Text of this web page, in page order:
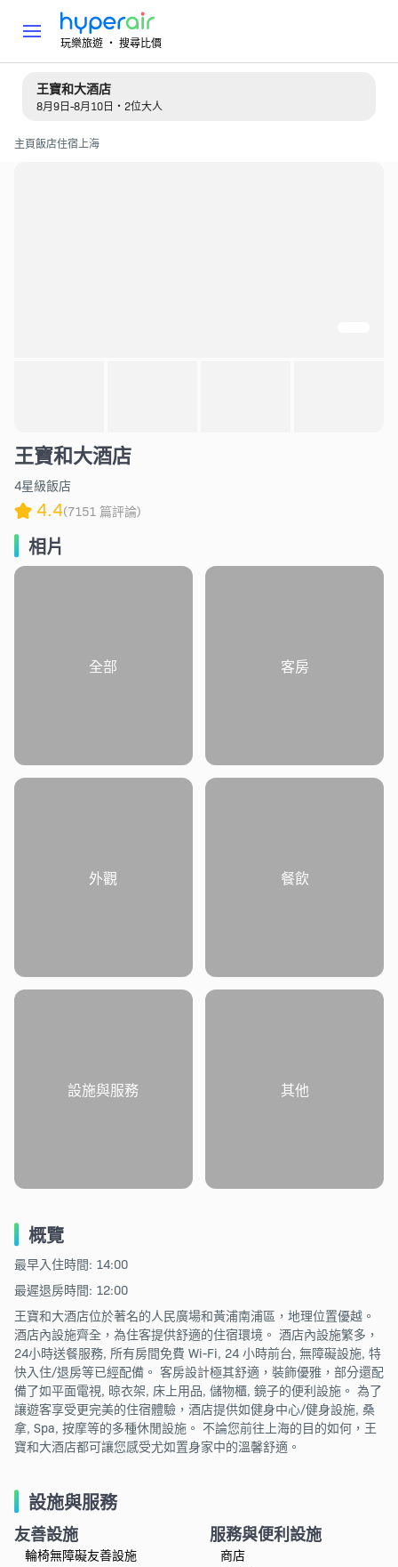
玩樂旅遊 ‧ 搜尋比價
王寶和大酒店
8月9日-8月10日・2位大人
主頁飯店住宿上海
王寶和大酒店
4星級飯店
4.4(7151 篇評論)
相片
全部 客房
外觀 餐飲
設施與服務 其他
概覽
最早入住時間: 14:00
最遲退房時間: 12:00
王寶和大酒店位於著名的人民廣場和黃浦南浦區，地理位置優越。
酒店內設施齊全，為住客提供舒適的住宿環境。 酒店內設施繁多，
24小時送餐服務, 所有房間免費 Wi-Fi, 24 小時前台, 無障礙設施, 特
快入住/退房等已經配備。 客房設計極其舒適，裝飾優雅，部分還配
備了如平面電視, 晾衣架, 床上用品, 儲物櫃, 鏡子的便利設施。 為了
讓遊客享受更完美的住宿體驗，酒店提供如健身中心/健身設施, 桑
拿, Spa, 按摩等的多種休閒設施。 不論您前往上海的目的如何，王
寶和大酒店都可讓您感受尤如置身家中的溫馨舒適。
設施與服務
友善設施
輪椅無障礙友善設施
服務與便利設施
商店